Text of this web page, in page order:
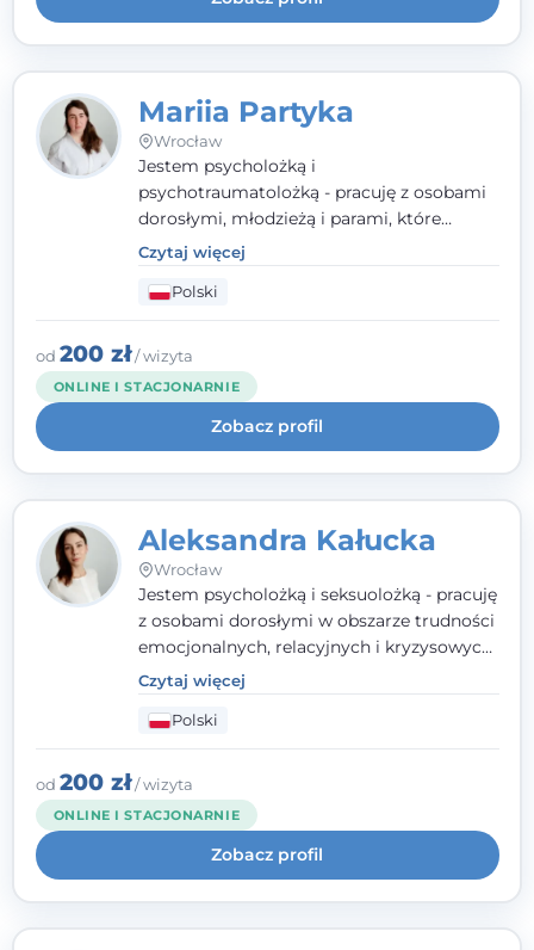
Mariia Partyka
Wrocław
Jestem psycholożką i
psychotraumatolożką - pracuję z osobami
dorosłymi, młodzieżą i parami, które
doświadczają kryzysów psychicznych,
traumy, stanów lękowych i trudności
relacyjnych. W pracy kieruję się
uważnością, empatią i głębokim
szacunkiem dla indywidualnej historii
każdego człowieka. Jestem w trakcie
czteroletniej szkoły psychoterapii
poznawczo-behawioralnej
rekomendowanej przez PTTPB.
Czytaj więcej
Polski
od 200 zł/ wizyta
ONLINE I STACJONARNIE
Zobacz profil
Aleksandra Kałucka
Wrocław
Jestem psycholożką i seksuolożką - pracuję
z osobami dorosłymi w obszarze trudności
emocjonalnych, relacyjnych i kryzysowych,
w tym z osobami po doświadczeniach
przemocy. Ukończyłam psychologię
kliniczną oraz studia podyplomowe z
interwencji kryzysowej i seksuologii
klinicznej na SWPS we Wrocławiu. W pracy
kieruję się empatią, etyką zawodową i
uważnością na potrzeby klienta.
Czytaj więcej
Polski
od 200 zł/ wizyta
ONLINE I STACJONARNIE
Zobacz profil